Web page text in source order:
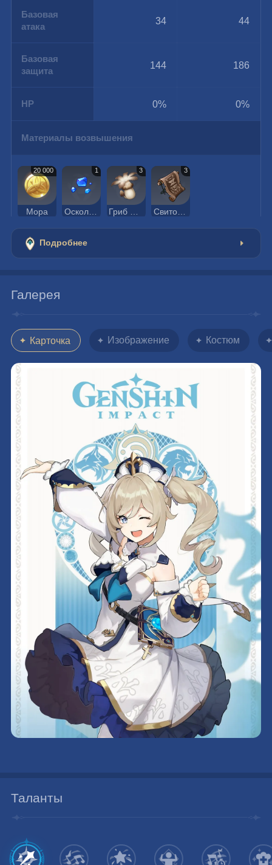
Базовая
атака
34 44
Базовая
защита
144 186
HP 0% 0%
Материалы возвышения
20 000
Мора
1
Осколок лазурита Варунада
3 3
Свиток божественной магии
Подробнее
Галерея
Карточка Изображение Костюм
Таланты